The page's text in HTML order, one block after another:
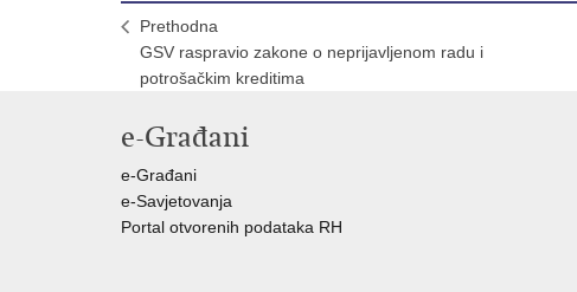
Prethodna
GSV raspravio zakone o neprijavljenom radu i
potrošačkim kreditima
e-Građani
e-Građani
e-Savjetovanja
Portal otvorenih podataka RH